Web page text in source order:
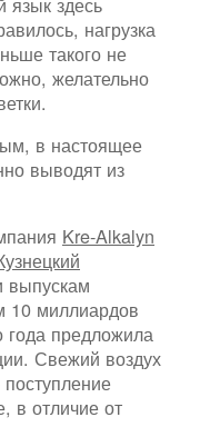
нагрузка
такого не
желательно
в настоящее
выводят из
Kre-Alkalyn
выпускам
10 миллиардов
года предложила
Свежий воздух
в отличие от